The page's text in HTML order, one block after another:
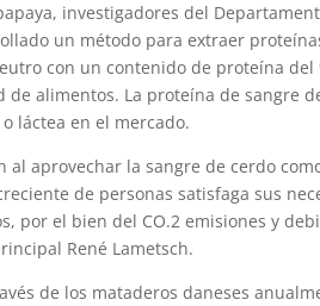
investigadores del
un método para extraer
con un contenido de proteína del
alimentos. La proteína de sangre
láctea en el mercado.
aprovechar la sangre de cerdo
de personas satisfaga sus
por el bien del CO.2 emisiones y
René Lametsch.
de los mataderos daneses